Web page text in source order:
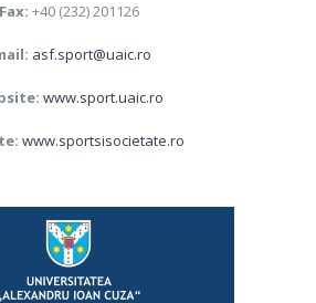
Fax: +40 (232) 201126
asf.sport@uaic.ro
www.sport.uaic.ro
www.sportsisocietate.ro